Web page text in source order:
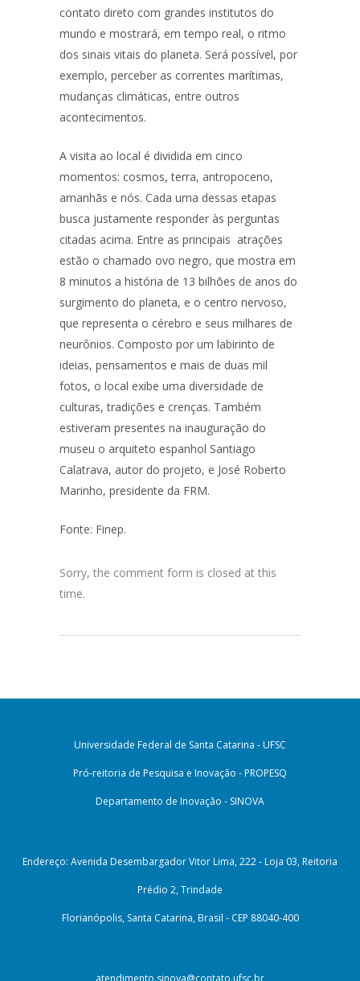
contato direto com grandes institutos do
mundo e mostrará, em tempo real, o ritmo
dos sinais vitais do planeta. Será possível, por
exemplo, perceber as correntes marítimas,
mudanças climáticas, entre outros
acontecimentos.
A visita ao local é dividida em cinco
momentos: cosmos, terra, antropoceno,
amanhãs e nós. Cada uma dessas etapas
busca justamente responder às perguntas
citadas acima. Entre as principais atrações
estão o chamado ovo negro, que mostra em
8 minutos a história de 13 bilhões de anos do
surgimento do planeta, e o centro nervoso,
que representa o cérebro e seus milhares de
neurônios. Composto por um labirinto de
ideias, pensamentos e mais de duas mil
fotos, o local exibe uma diversidade de
culturas, tradições e crenças. Também
estiveram presentes na inauguração do
museu o arquiteto espanhol Santiago
Calatrava, autor do projeto, e José Roberto
Marinho, presidente da FRM.
Fonte: Finep.
Sorry, the comment form is closed at this
time.
Universidade Federal de Santa Catarina - UFSC
Pró-reitoria de Pesquisa e Inovação - PROPESQ
Departamento de Inovação - SINOVA
Endereço: Avenida Desembargador Vitor Lima, 222 - Loja 03, Reitoria
Prédio 2, Trindade
Florianópolis, Santa Catarina, Brasil - CEP 88040-400
atendimento.sinova@contato.ufsc.br